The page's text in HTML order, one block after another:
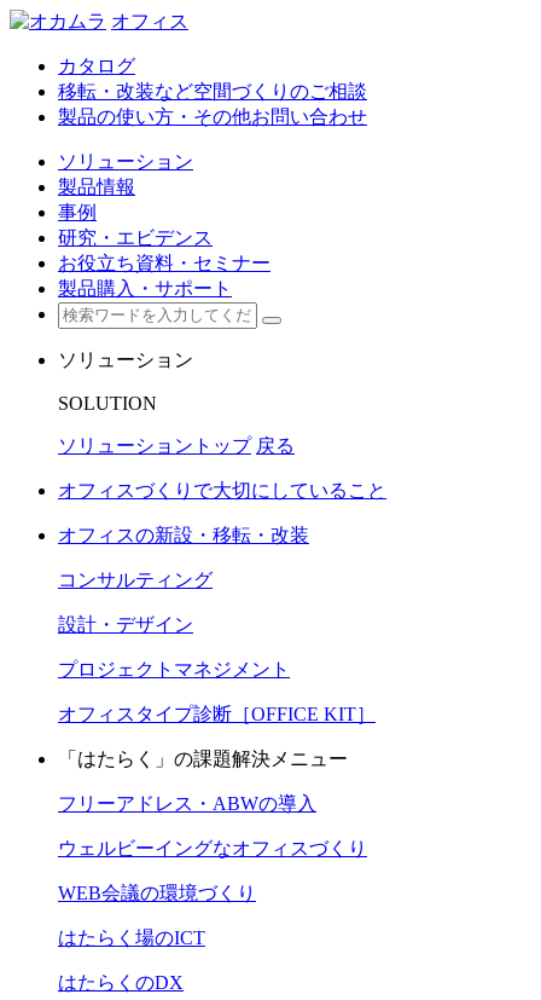
オフィス
カタログ
移転・改装など空間づくりのご相談
製品の使い方・その他お問い合わせ
ソリューション
製品情報
事例
研究・エビデンス
お役立ち資料・セミナー
製品購入・サポート
ソリューション
SOLUTION
ソリューショントップ 戻る
オフィスづくりで大切にしていること
オフィスの新設・移転・改装
コンサルティング
設計・デザイン
プロジェクトマネジメント
オフィスタイプ診断［OFFICE KIT］
「はたらく」の課題解決メニュー
フリーアドレス・ABWの導入
ウェルビーイングなオフィスづくり
WEB会議の環境づくり
はたらく場のICT
はたらくのDX